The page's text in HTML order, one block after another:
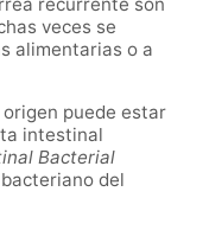
veces se
alimentarias o a
puede estar
intestinal
Bacterial
del